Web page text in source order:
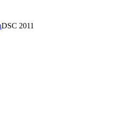
DSC 2011